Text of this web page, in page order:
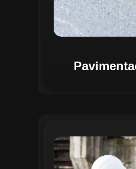
O módulo de Gestão de
Regente aplica o
mapear redes de drenagem
e superficiais. A
identificar pontos de